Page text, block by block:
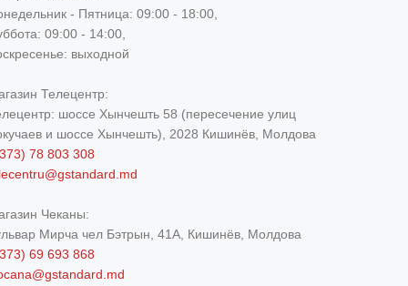
- Пятница: 09:00 - 18:00,
09:00 - 14:00,
выходной
Телецентр:
шоссе Хынчешть 58 (пересечение улиц
и шоссе Хынчешть), 2028 Кишинёв, Молдова
78 803 308
Чеканы:
Мирча чел Бэтрын, 41A, Кишинёв, Молдова
69 693 868